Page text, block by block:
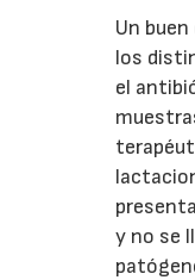
Un
los
el
y no se